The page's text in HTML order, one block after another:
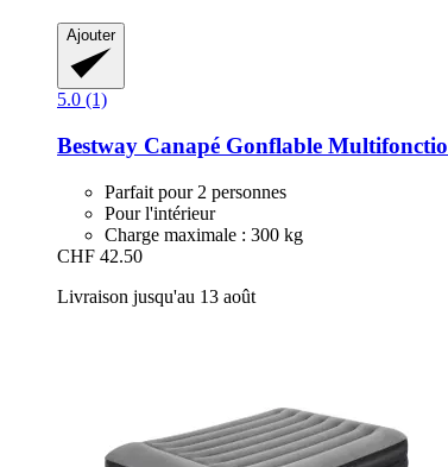
Ajouter
5.0 (1)
Bestway Canapé Gonflable
Parfait pour 2 personnes
Pour l'intérieur
Charge maximale : 300 kg
CHF 42.50
Livraison jusqu'au 13 août